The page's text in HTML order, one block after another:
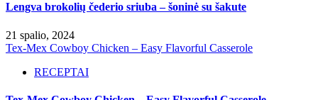
Lengva brokolių čederio sriuba – šoninė su šakute
21 spalio, 2024
Tex-Mex Cowboy Chicken – Easy Flavorful Casserole
RECEPTAI